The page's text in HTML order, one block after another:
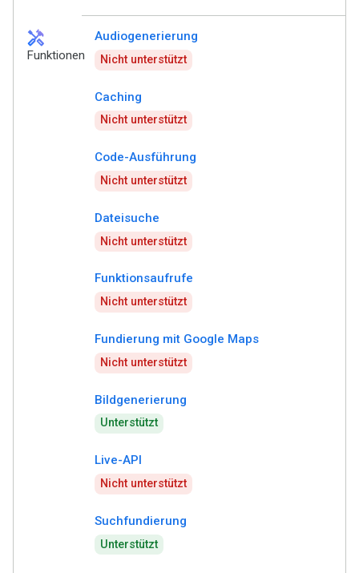
handyman
Funktionen
Audiogenerierung
Nicht unterstützt
Caching
Nicht unterstützt
Code-Ausführung
Nicht unterstützt
Dateisuche
Nicht unterstützt
Funktionsaufrufe
Nicht unterstützt
Fundierung mit Google Maps
Nicht unterstützt
Bildgenerierung
Unterstützt
Live-API
Nicht unterstützt
Suchfundierung
Unterstützt